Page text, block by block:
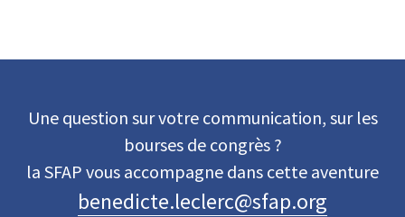
Une question sur votre communication, sur les
bourses de congrès ?
la SFAP vous accompagne dans cette aventure
benedicte.leclerc@sfap.org